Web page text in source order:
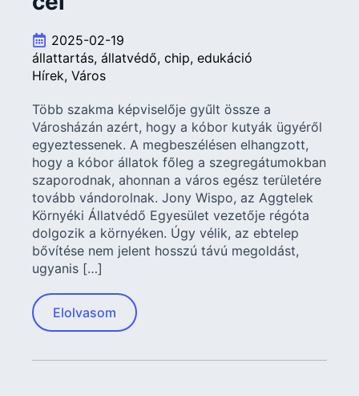
2025-02-19
állattartás állatvédő chip edukáció
Hírek Város
Több szakma képviselője gyűlt össze a
Városházán azért, hogy a kóbor kutyák ügyéről
egyeztessenek. A megbeszélésen elhangzott,
hogy a kóbor állatok főleg a szegregátumokban
szaporodnak, ahonnan a város egész területére
tovább vándorolnak. Jony Wispo, az Aggtelek
Környéki Állatvédő Egyesület vezetője régóta
dolgozik a környéken. Úgy vélik, az ebtelep
bővítése nem jelent hosszú távú megoldást,
ugyanis […]
Elolvasom